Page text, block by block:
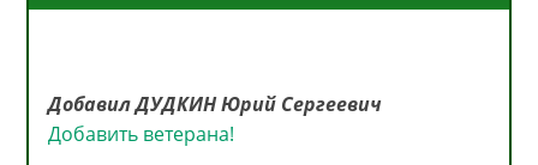
Добавил ДУДКИН Юрий Сергеевич
Добавить ветерана!